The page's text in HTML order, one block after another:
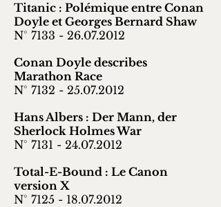
Titanic : Polémique entre Conan
Doyle et Georges Bernard Shaw
N° 7133 - 26.07.2012
Conan Doyle describes
Marathon Race
N° 7132 - 25.07.2012
Hans Albers : Der Mann, der
Sherlock Holmes War
N° 7131 - 24.07.2012
Total-E-Bound : Le Canon
version X
N° 7125 - 18.07.2012